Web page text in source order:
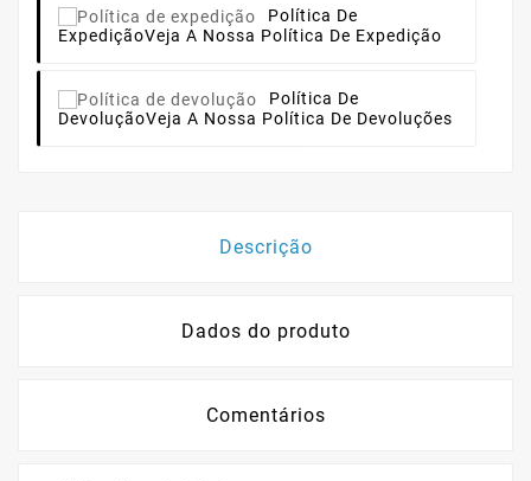
Política De
ExpediçãoVeja A Nossa Política De Expedição
Política De
DevoluçãoVeja A Nossa Política De Devoluções
Descrição
Dados do produto
Comentários